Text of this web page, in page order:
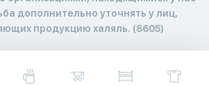
дополнительно уточнять у лиц,
продукцию халяль. (8605)